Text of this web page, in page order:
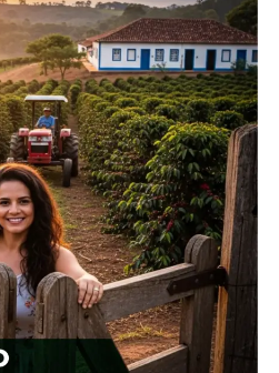
Preços do trigo têm
novas quedas no BR
7 de outubro, 2025
Em "Brasil"